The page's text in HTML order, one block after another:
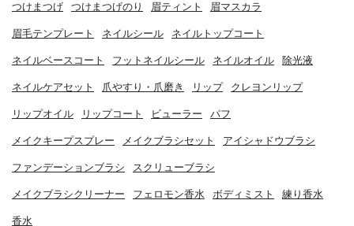
つけまつげ つけまつげのり 眉ティント 眉マスカラ
眉毛テンプレート ネイルシール ネイルトップコート
ネイルベースコート フットネイルシール ネイルオイル 除光液
ネイルケアセット 爪やすり・爪磨き リップ クレヨンリップ
リップオイル リップコート ビューラー パフ
メイクキープスプレー メイクブラシセット アイシャドウブラシ
ファンデーションブラシ スクリューブラシ
メイクブラシクリーナー フェロモン香水 ボディミスト 練り香水
香水